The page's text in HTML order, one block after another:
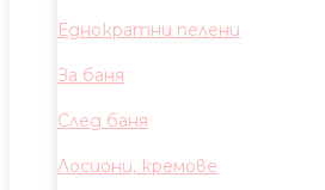
Еднократни пелени
За баня
След баня
Лосиони, кремове